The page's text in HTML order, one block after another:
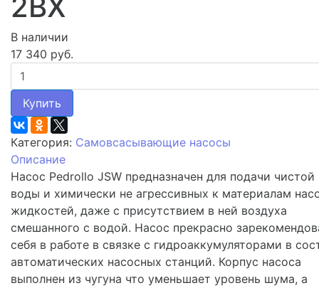
В наличии
17 340 руб.
Купить
Категория: Самовсасывающие насосы
Описание
Насос Pedrollo JSW предназначен для подачи чистой
воды и химически не агрессивных к материалам
жидкостей, даже с присутствием в ней воздуха
смешанного с водой. Насос прекрасно
себя в работе в связке с гидроаккумуляторами в
автоматических насосных станций. Корпус насоса
выполнен из чугуна что уменьшает уровень шума, а